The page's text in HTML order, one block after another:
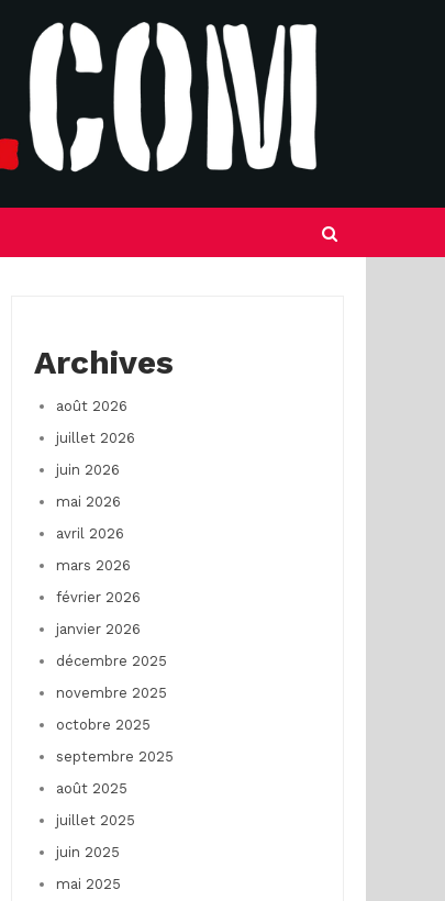
Archives
août 2026
juillet 2026
juin 2026
mai 2026
avril 2026
mars 2026
février 2026
janvier 2026
décembre 2025
novembre 2025
octobre 2025
septembre 2025
août 2025
juillet 2025
juin 2025
mai 2025